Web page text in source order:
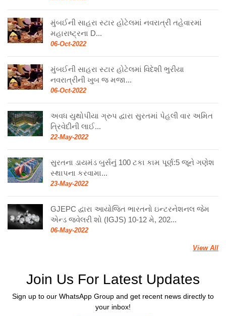
મુંબઈની સાહરા સ્ટાર હોટેલમાં નવરાત્રી તહેવારમાં
મહારાષ્ટ્રના D...
06-Oct-2022
મુંબઈની સાહરા સ્ટાર હોટેલમાં વિદેશી ભુરીયા
નવરાત્રીની ખુબ જ મજા...
06-Oct-2022
અવધ યુથોપીયા ગ્રુપ દ્વારા સુરતમાં પેહલી વાર અમિત
ત્રિવેદીની લાઈ...
22-May-2022
સુરતના ડાયમંડ બુર્સનું 100 ટકા કામ પૂર્ણ:5 જૂને ગણેશ
સ્થાપના કરવામા...
23-May-2022
GJEPC દ્વારા આયોજિત ભારતનો ઇન્ટરનેશનલ જેમ
એન્ડ જ્વેલરી શો (IGJS) 10-12 મે, 202...
06-May-2022
View All
Join Us For Latest Updates
Sign up to our WhatsApp Group and get recent news directly to
your inbox!